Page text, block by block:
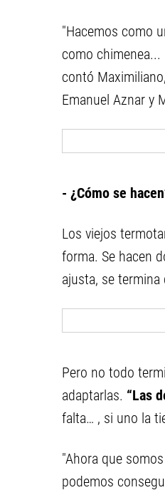
"Hacemos como
como
contó
Emanuel Aznar y
- ¿Cómo se
Los viejos
forma. Se hacen
ajusta, se termina
Pero no todo
adaptarlas. “Las
falta… , si uno la
"Ahora que
podemos